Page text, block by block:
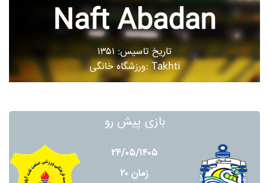
Naft Abadan
تاریخ تاسیس: ۱۳۵۱
ورزشگاه خانگی: Takhti
بازی پیش رو
۲۴/۰۵/۱۴۰۵
زمان ۲۰